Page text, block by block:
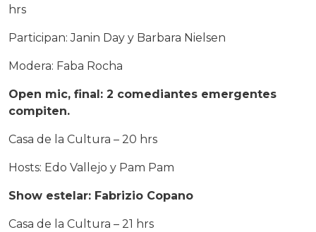
hrs
Participan: Janin Day y Barbara Nielsen
Modera: Faba Rocha
Open mic, final: 2 comediantes emergentes
compiten.
Casa de la Cultura – 20 hrs
Hosts: Edo Vallejo y Pam Pam
Show estelar: Fabrizio Copano
Casa de la Cultura – 21 hrs